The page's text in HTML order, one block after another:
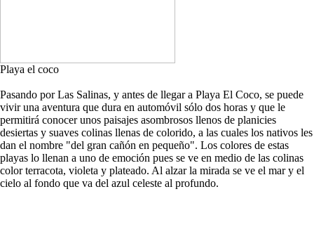
Playa el coco
Pasando por Las Salinas, y antes de llegar a Playa El Coco, se puede
vivir una aventura que dura en automóvil sólo dos horas y que le
permitirá conocer unos paisajes asombrosos llenos de planicies
desiertas y suaves colinas llenas de colorido, a las cuales los nativos les
dan el nombre "del gran cañón en pequeño". Los colores de estas
playas lo llenan a uno de emoción pues se ve en medio de las colinas
color terracota, violeta y plateado. Al alzar la mirada se ve el mar y el
cielo al fondo que va del azul celeste al profundo.